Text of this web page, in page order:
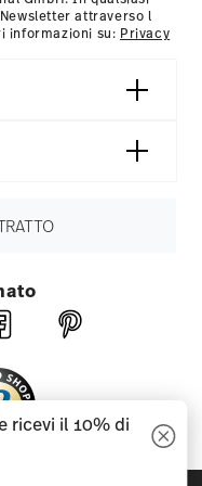
attraverso l
informazioni su: Privacy
ricevi il 10% di